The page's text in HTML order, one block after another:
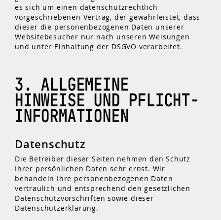
es sich um einen datenschutzrechtlich
vorgeschriebenen Vertrag, der gewährleistet, dass
dieser die personenbezogenen Daten unserer
Websitebesucher nur nach unseren Weisungen
und unter Einhaltung der DSGVO verarbeitet.
3. ALLGEMEINE
HINWEISE UND PFLICHT­
INFORMATIONEN
Datenschutz
Die Betreiber dieser Seiten nehmen den Schutz
Ihrer persönlichen Daten sehr ernst. Wir
behandeln Ihre personenbezogenen Daten
vertraulich und entsprechend den gesetzlichen
Datenschutzvorschriften sowie dieser
Datenschutzerklärung.